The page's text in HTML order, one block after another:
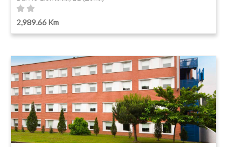
2,989.66 Km